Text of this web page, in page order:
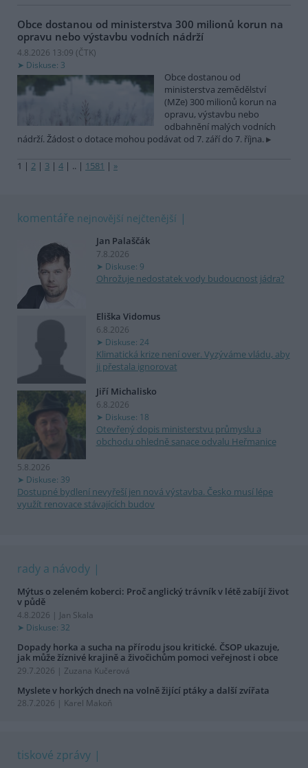
Obce dostanou od ministerstva 300 milionů korun na
opravu nebo výstavbu vodních nádrží
4.8.2026 13:09 (ČTK)
Diskuse: 3
Obce dostanou od
ministerstva zemědělství
(MZe) 300 milionů korun na
opravu, výstavbu nebo
odbahnění malých vodních
nádrží. Žádost o dotace mohou podávat od 7. září do 7. října.
1 | 2 | 3 | 4 | .. | 1581 | »
komentáře nejnovější nejčtenější
Jan Palaščák
7.8.2026
Diskuse: 9
Ohrožuje nedostatek vody budoucnost jádra?
Eliška Vidomus
6.8.2026
Diskuse: 24
Klimatická krize není over. Vyzýváme vládu, aby
ji přestala ignorovat
Jiří Michalisko
6.8.2026
Diskuse: 18
Otevřený dopis ministerstvu průmyslu a
obchodu ohledně sanace odvalu Heřmanice
5.8.2026
Diskuse: 39
Dostupné bydlení nevyřeší jen nová výstavba. Česko musí lépe
využít renovace stávajících budov
rady a návody
Mýtus o zeleném koberci: Proč anglický trávník v létě zabíjí život
v půdě
4.8.2026 | Jan Skala
Diskuse: 32
Dopady horka a sucha na přírodu jsou kritické. ČSOP ukazuje,
jak může žíznivé krajině a živočichům pomoci veřejnost i obce
29.7.2026 | Zuzana Kučerová
Myslete v horkých dnech na volně žijící ptáky a další zvířata
28.7.2026 | Karel Makoň
tiskové zprávy